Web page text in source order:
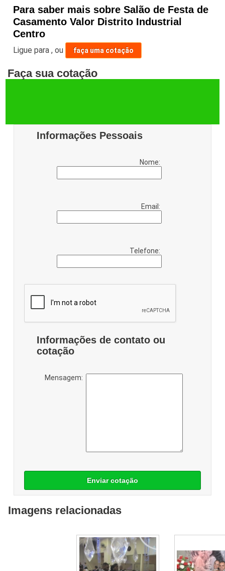
Para saber mais sobre Salão de Festa de
Casamento Valor Distrito Industrial
Centro
Ligue para,ou faça uma cotação
Faça sua cotação
Informações Pessoais
Nome:
Email:
Telefone:
Informações de contato ou
cotação
Mensagem:
Enviar cotação
Imagens relacionadas